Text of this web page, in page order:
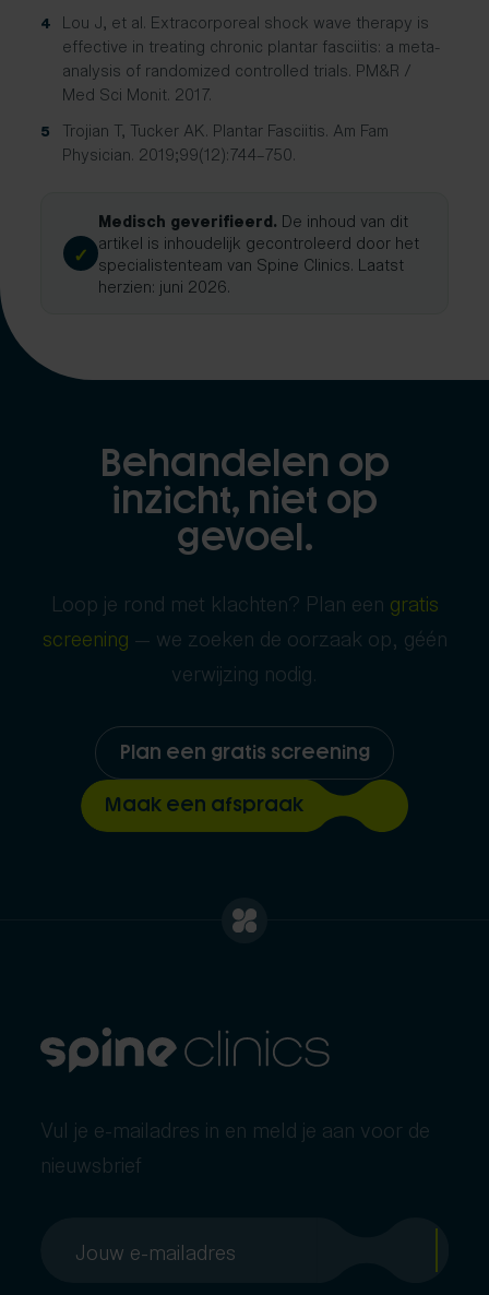
4 Lou J, et al. Extracorporeal shock wave therapy is
effective in treating chronic plantar fasciitis: a meta-
analysis of randomized controlled trials. PM&R /
Med Sci Monit. 2017.
5 Trojian T, Tucker AK. Plantar Fasciitis. Am Fam
Physician. 2019;99(12):744–750.
✓
Medisch geverifieerd. De inhoud van dit
artikel is inhoudelijk gecontroleerd door het
specialistenteam van Spine Clinics. Laatst
herzien: juni 2026.
Behandelen op
inzicht, niet op
gevoel.
Loop je rond met klachten? Plan een gratis
screening — we zoeken de oorzaak op, géén
verwijzing nodig.
Plan een gratis screening
Maak een afspraak
Vul je e-mailadres in en meld je aan voor de
nieuwsbrief